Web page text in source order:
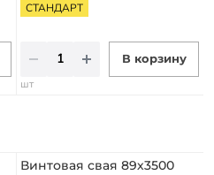
СТАНДАРТ
В корзину
шт
Винтовая свая 89х3500